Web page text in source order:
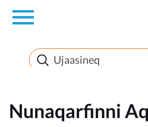
en
Innuttaasunut
Inuussutissarsiorneq
Nunaqarfinni